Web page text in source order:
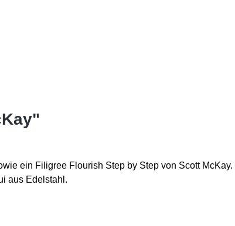
ein Filigree Flourish Step by Step von Scott McKay.
aus Edelstahl.